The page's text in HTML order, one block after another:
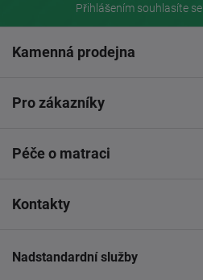
Přihlášením souhlasíte se
Kamenná prodejna
Pro zákazníky
Péče o matraci
Kontakty
Nadstandardní služby